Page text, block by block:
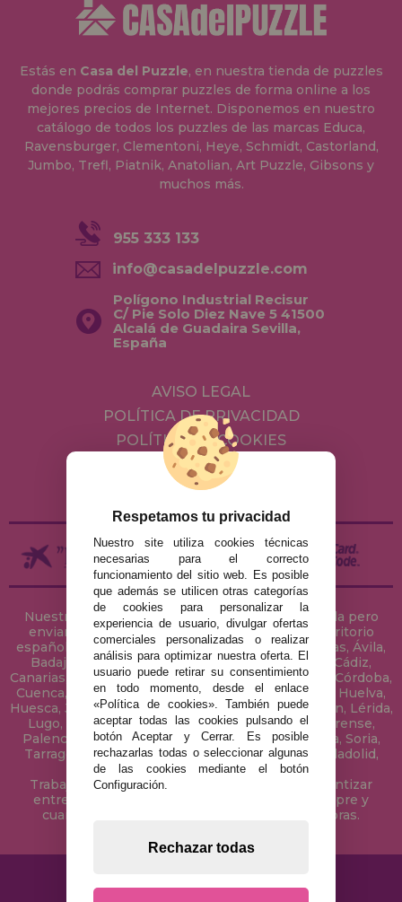
Estás en Casa del Puzzle, en nuestra tienda de puzzles
donde podrás comprar puzzles de forma online a los
mejores precios de Internet. Disponemos en nuestro
catálogo de todos los puzzles de las marcas Educa,
Ravensburger, Clementoni, Heye, Schmidt, Castorland,
Jumbo, Trefl, Piatnik, Anatolian, Art Puzzle, Gibsons y
muchos más.
955 333 133
info@casadelpuzzle.com
Polígono Industrial Recisur
C/ Pie Solo Diez Nave 5 41500
Alcalá de Guadaira Sevilla,
España
AVISO LEGAL
POLÍTICA DE PRIVACIDAD
POLÍTICA DE COOKIES
ENVÍOS Y DEVOLUCIONES
DEVOLUCIONES / DESISTIMIENTO
Nuestra tienda de puzzles está ubicada en Sevilla pero
enviamos tus puzzles a cualquier ciudad del territorio
español: Álava, Albacete, Alicante, Almería, Asturias, Ávila,
Badajoz, Baleares, Barcelona, Burgos, Cáceres, Cádiz,
Canarias, Cantabria, Castellón, Ceuta, Ciudad Real, Córdoba,
Cuenca, Gerona, Granada, Guadalajara, Guipúzcoa, Huelva,
Huesca, Jaén, La Coruña, La Rioja, Las Palmas, Leon, Lérida,
Lugo, Madrid, Málaga, Melilla, Murcia, Navarra, Orense,
Palencia, Pontevedra, Salamanca, Segovia, Sevilla, Soria,
Tarragona, Tenerife, Teruel, Toledo, Valencia, Valladolid,
Vizcaya, Zamora y Zaragoza.
Trabajamos con Stocks permanentes para garantizar
entregas rápidas en territorio peninsular, siempre y
cuando el pedido se realice antes de las 18 horas.
Respetamos tu privacidad
Nuestro site utiliza cookies técnicas
necesarias para el correcto
funcionamiento del sitio web. Es posible
que además se utilicen otras categorías
de cookies para personalizar la
experiencia de usuario, divulgar ofertas
comerciales personalizadas o realizar
análisis para optimizar nuestra oferta. El
usuario puede retirar su consentimiento
en todo momento, desde el enlace
«Política de cookies». También puede
aceptar todas las cookies pulsando el
botón Aceptar y Cerrar. Es posible
rechazarlas todas o seleccionar algunas
de las cookies mediante el botón
Configuración.
Rechazar todas